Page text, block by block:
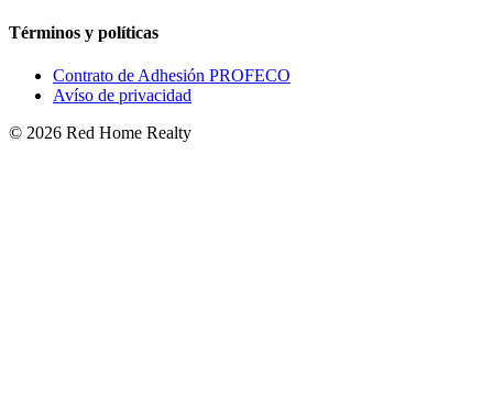
Términos y políticas
Contrato de Adhesión PROFECO
Avíso de privacidad
© 2026 Red Home Realty